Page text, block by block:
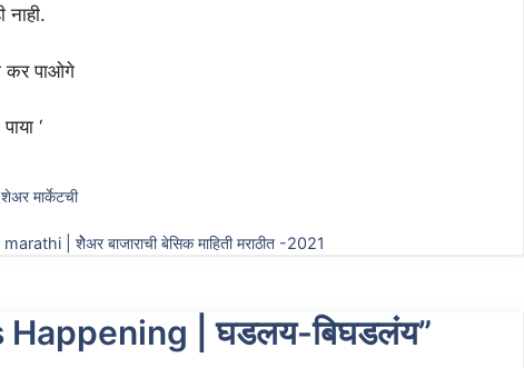
पाओगे
‘
मार्केटची
| शेेेेअर बाजाराची बेसिक माहिती मराठीत -2021
| घडलय-बिघडलंय”